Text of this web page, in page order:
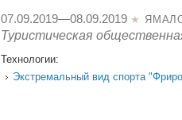
07.09.2019—08.09.2019★
Туристическая
Технологии:
Экстремальный вид спорта